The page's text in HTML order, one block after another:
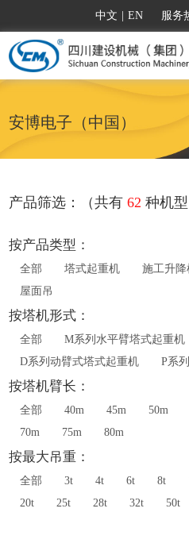
中文 EN 服务
安博电子（中国）
产品筛选：（共有62 种机型
按产品类型：
全部 塔式起重机 施工升降
屋面吊
按塔机形式：
全部 M系列水平臂塔式起重机
D系列动臂式塔式起重机
P系
按塔机臂长：
全部 40m 45m 50m
70m
75m 80m
按最大吊重：
全部 3t 4t 6t 8t
20t
25t 28t 32t 50t